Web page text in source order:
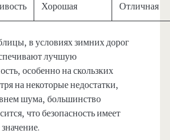
Хорошая Отличная
в условиях зимних дорог
лучшую
особенно на скользких
на некоторые недостатки,
шума, большинство
что безопасность имеет